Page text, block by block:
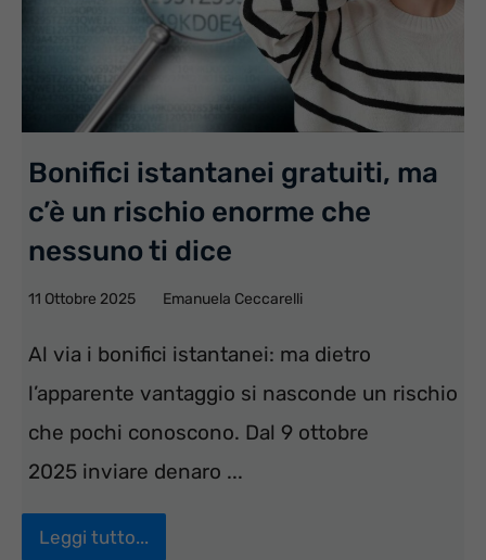
Bonifici istantanei gratuiti, ma
c’è un rischio enorme che
nessuno ti dice
11 Ottobre 2025 Emanuela Ceccarelli
Al via i bonifici istantanei: ma dietro
l’apparente vantaggio si nasconde un rischio
che pochi conoscono. Dal 9 ottobre
2025 inviare denaro ...
Leggi tutto...